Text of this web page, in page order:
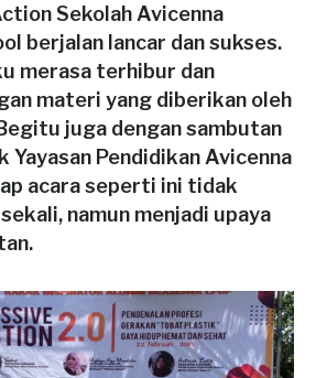
Sekolah Avicenna
berjalan lancar dan sukses.
merasa terhibur dan
materi yang diberikan oleh
juga dengan sambutan
Yayasan Pendidikan Avicenna
acara seperti ini tidak
namun menjadi upaya